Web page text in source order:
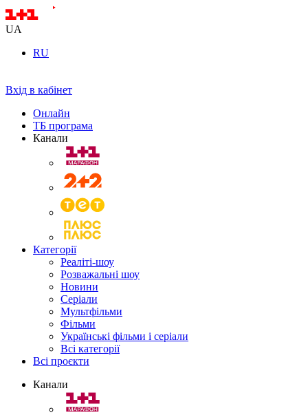
UA
RU
Вхід в кабінет
Онлайн
ТБ програма
Канали
Категорії
Реаліті-шоу
Розважальні шоу
Новини
Серіали
Мультфільми
Фільми
Українські фільми і серіали
Всі категорії
Всі проєкти
Канали